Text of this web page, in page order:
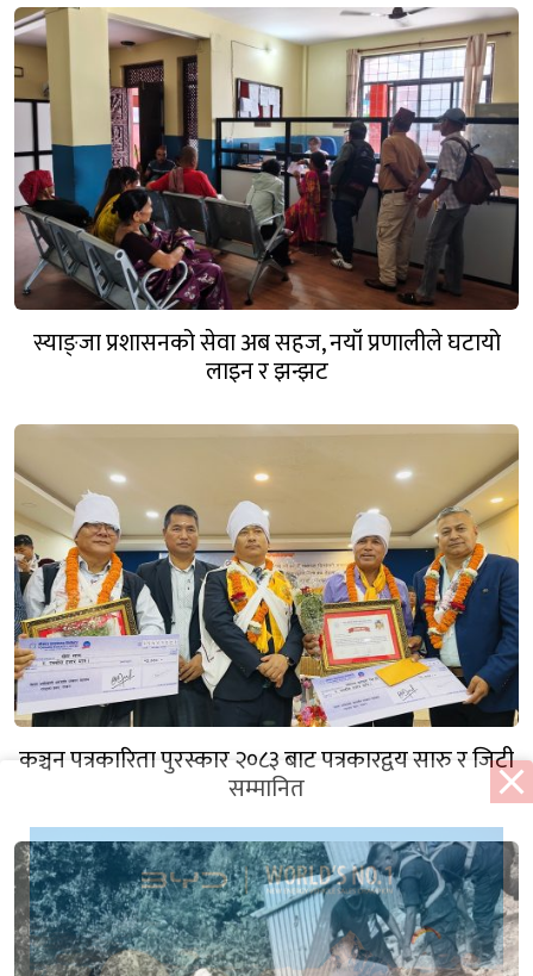
स्याङ्जा प्रशासनको सेवा अब सहज, नयाँ प्रणालीले घटायो
लाइन र झन्झट
कञ्चन पत्रकारिता पुरस्कार २०८३ बाट पत्रकारद्वय सारु र जिटी
सम्मानित